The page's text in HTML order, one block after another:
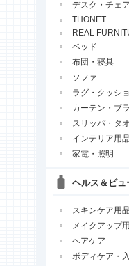
デスク・チェア
THONET
REAL
ベッド
布団・寝具
ソファ
ラグ・クッシ
カーテン・ブ
スリッパ・タ
インテリア用品
家電・照明
ヘルス＆ビュ
スキンケア用品
メイクアップ
ヘアケア
ボディケア・